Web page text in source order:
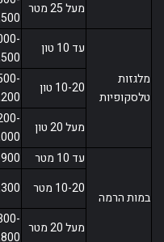
מעל 25 מטר
מלגזות
טלסקופיות
עד 10 טון
10-20 טון
מעל 20 טון
במות הרמה
עד 10 מטר
10-20 מטר
מעל 20 מטר